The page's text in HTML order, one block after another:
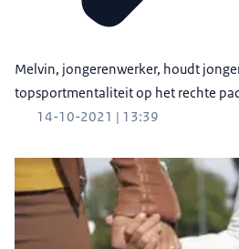
Melvin, jongerenwerker, houdt
topsportmentaliteit op het rechte
14-10-2021 | 13:39